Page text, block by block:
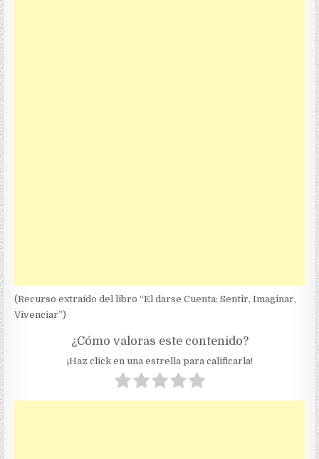
(Recurso extraído del libro “El darse Cuenta: Sentir, Imaginar,
Vivenciar”)
¿Cómo valoras este contenido?
¡Haz click en una estrella para calificarla!